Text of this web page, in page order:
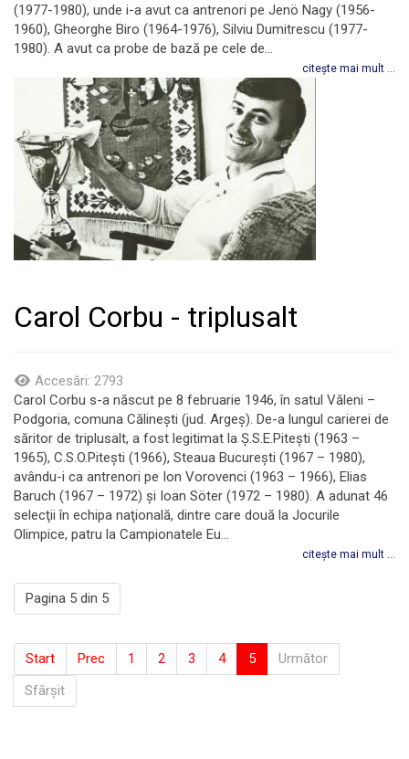
(1977-1980), unde i-a avut ca antrenori pe Jenö Nagy (1956-
1960), Gheorghe Biro (1964-1976), Silviu Dumitrescu (1977-
1980). A avut ca probe de bază pe cele de...
citește mai mult ...
Carol Corbu - triplusalt
Accesări: 2793
Carol Corbu s-a născut pe 8 februarie 1946, în satul Văleni –
Podgoria, comuna Călineşti (jud. Argeş). De-a lungul carierei de
săritor de triplusalt, a fost legitimat la Ş.S.E.Piteşti (1963 –
1965), C.S.O.Piteşti (1966), Steaua Bucureşti (1967 – 1980),
avându-i ca antrenori pe Ion Vorovenci (1963 – 1966), Elias
Baruch (1967 – 1972) și Ioan Söter (1972 – 1980). A adunat 46
selecţii în echipa naţională, dintre care două la Jocurile
Olimpice, patru la Campionatele Eu...
citește mai mult ...
Pagina 5 din 5
Start Prec 1 2 3 4 5
Următor
Sfârșit